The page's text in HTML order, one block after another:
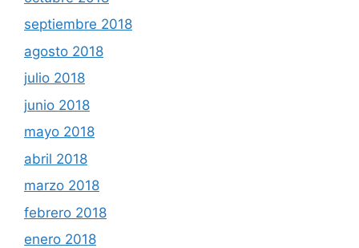
septiembre 2018
agosto 2018
julio 2018
junio 2018
mayo 2018
abril 2018
marzo 2018
febrero 2018
enero 2018